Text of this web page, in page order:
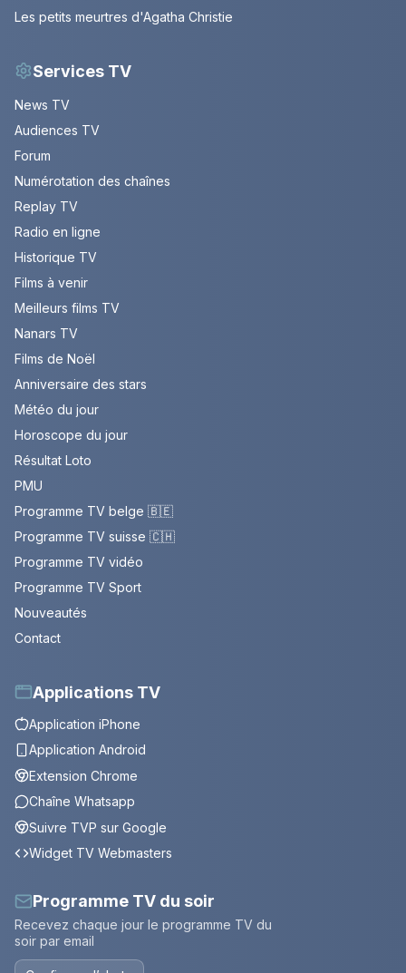
Les petits meurtres d'Agatha Christie
Services TV
News TV
Audiences TV
Forum
Numérotation des chaînes
Replay TV
Radio en ligne
Historique TV
Films à venir
Meilleurs films TV
Nanars TV
Films de Noël
Anniversaire des stars
Météo du jour
Horoscope du jour
Résultat Loto
PMU
Programme TV belge 🇧🇪
Programme TV suisse 🇨🇭
Programme TV vidéo
Programme TV Sport
Nouveautés
Contact
Applications TV
Application iPhone
Application Android
Extension Chrome
Chaîne Whatsapp
Suivre TVP sur Google
Widget TV Webmasters
Programme TV du soir
Recevez chaque jour le programme TV du
soir par email